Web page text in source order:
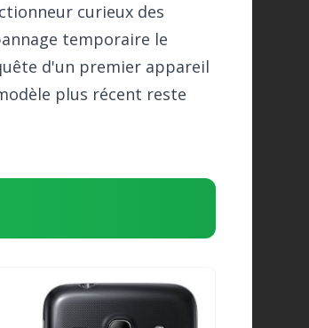
curieux des
temporaire le
d'un premier appareil
plus récent reste